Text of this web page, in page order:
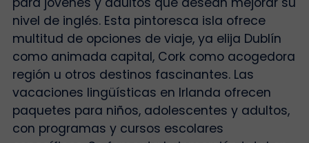
nivel de inglés. Esta pintoresca isla ofrece
multitud de opciones de viaje, ya elija Dublín
como animada capital, Cork como acogedora
región u otros destinos fascinantes. Las
vacaciones lingüísticas en Irlanda ofrecen
paquetes para niños, adolescentes y adultos,
con programas y cursos escolares